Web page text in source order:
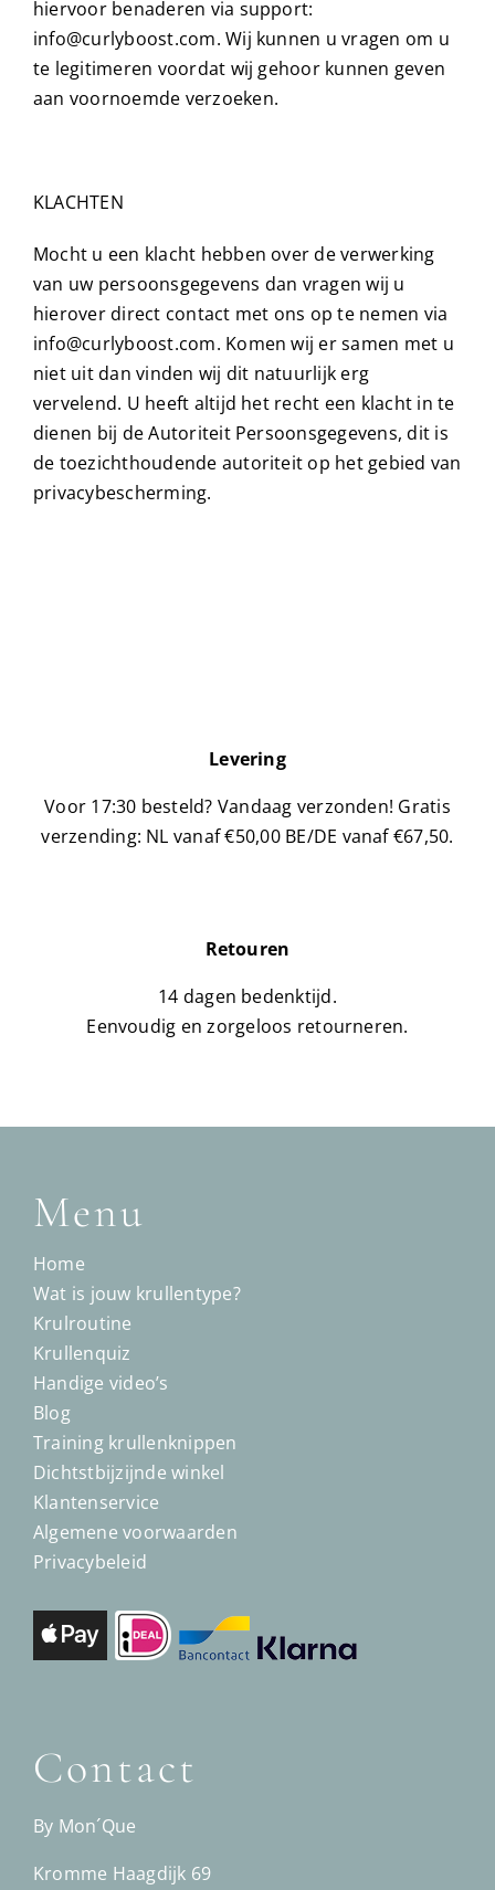
hiervoor benaderen via support:
info@curlyboost.com. Wij kunnen u vragen om u
te legitimeren voordat wij gehoor kunnen geven
aan voornoemde verzoeken.
KLACHTEN
Mocht u een klacht hebben over de verwerking
van uw persoonsgegevens dan vragen wij u
hierover direct contact met ons op te nemen via
info@curlyboost.com. Komen wij er samen met u
niet uit dan vinden wij dit natuurlijk erg
vervelend. U heeft altijd het recht een klacht in te
dienen bij de Autoriteit Persoonsgegevens, dit is
de toezichthoudende autoriteit op het gebied van
privacybescherming.
Levering
Voor 17:30 besteld? Vandaag verzonden! Gratis
verzending: NL vanaf €50,00 BE/DE vanaf €67,50.
Retouren
14 dagen bedenktijd.
Eenvoudig en zorgeloos retourneren.
Menu
Home
Wat is jouw krullentype?
Krulroutine
Krullenquiz
Handige video’s
Blog
Training krullenknippen
Dichtstbijzijnde winkel
Klantenservice
Algemene voorwaarden
Privacybeleid
Contact
By Mon´Que
Kromme Haagdijk 69